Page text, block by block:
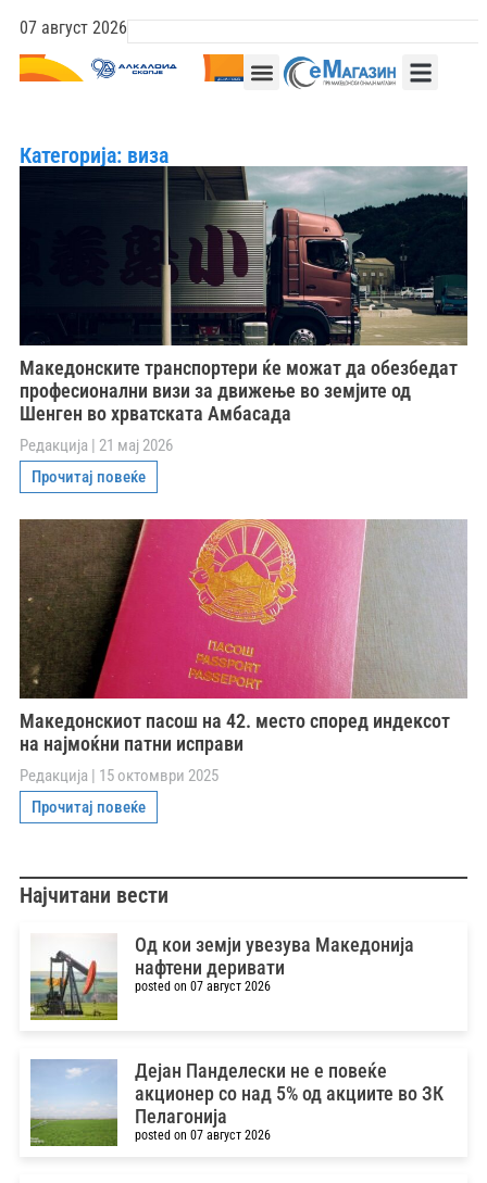
07 август 2026
Категорија: виза
Македонските транспортери ќе можат да обезбедат
професионални визи за движење во земјите од
Шенген во хрватската Амбасада
Редакција
21 мај 2026
Прочитај повеќе
Македонскиот пасош на 42. место според индексот
на најмоќни патни исправи
Редакција
15 октомври 2025
Прочитај повеќе
Најчитани вести
Од кои земји увезува Македонија
нафтени деривати
posted on 07 август 2026
Дејан Панделески не е повеќе
акционер со над 5% од акциите во ЗК
Пелагонија
posted on 07 август 2026